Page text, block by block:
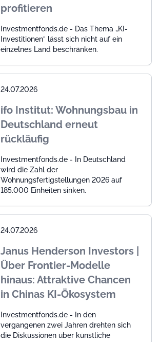
profitieren
Investmentfonds.de - Das Thema „KI-
Investitionen” lässt sich nicht auf ein
einzelnes Land beschränken.
24.07.2026
ifo Institut: Wohnungsbau in
Deutschland erneut
rückläufig
Investmentfonds.de - In Deutschland
wird die Zahl der
Wohnungsfertigstellungen 2026 auf
185.000 Einheiten sinken.
24.07.2026
Janus Henderson Investors |
Über Frontier-Modelle
hinaus: Attraktive Chancen
in Chinas KI-Ökosystem
Investmentfonds.de - In den
vergangenen zwei Jahren drehten sich
die Diskussionen über künstliche